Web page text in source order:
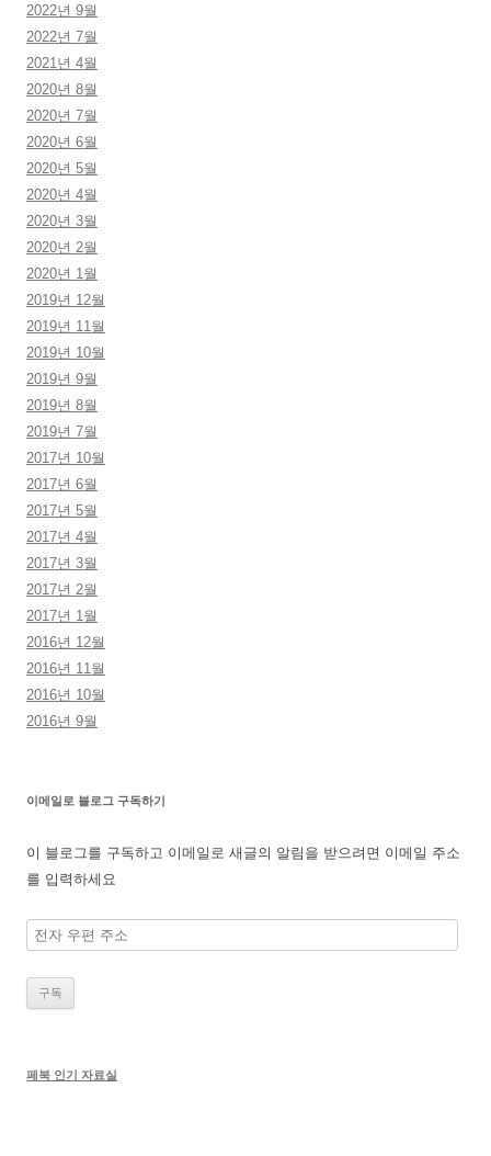
2022년 9월
2022년 7월
2021년 4월
2020년 8월
2020년 7월
2020년 6월
2020년 5월
2020년 4월
2020년 3월
2020년 2월
2020년 1월
2019년 12월
2019년 11월
2019년 10월
2019년 9월
2019년 8월
2019년 7월
2017년 10월
2017년 6월
2017년 5월
2017년 4월
2017년 3월
2017년 2월
2017년 1월
2016년 12월
2016년 11월
2016년 10월
2016년 9월
이메일로 블로그 구독하기
이 블로그를 구독하고 이메일로 새글의 알림을 받으려면 이메일 주소
를 입력하세요
전
우
편
페북 인기 자료실